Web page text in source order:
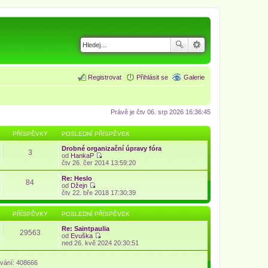
Galerie
Přihlásit se
Registrovat
Právě je čtv 06. srp 2026 16:36:45
PŘÍSPĚVKY POSLEDNÍ PŘÍSPĚVEK
3
Drobné organizační úpravy fóra
od HankaP
Z
o
a
z
i
t
o
s
l
e
čtv 26. čer 2014 13:59:20
84
Re: Heslo
od Džejn
Z
o
b
r
a
z
i
p
čtv 22. bře 2018 17:30:39
PŘÍSPĚVKY POSLEDNÍ PŘÍSPĚVEK
29563
Re: Saintpaulia
od Evuška
Z
o
ned 26. kvě 2024 20:30:51
408666